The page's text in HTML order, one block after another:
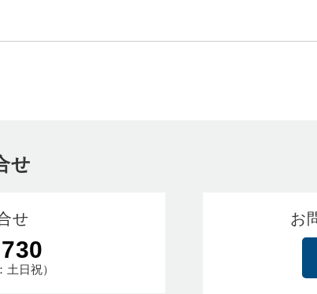
せ
せ
土日祝）
お